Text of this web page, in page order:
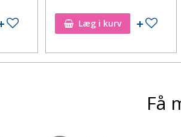
Tilføj til ønskeseddelLæg i kurv Tilføj
Få